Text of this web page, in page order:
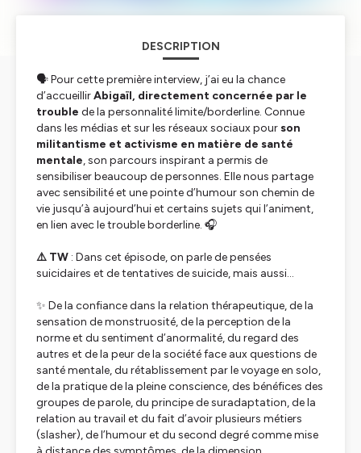
DESCRIPTION
🗣️ Pour cette première interview, j’ai eu la chance
d’accueillirAbigaïl, directement concernée par le
trouble de la personnalité limite/borderline. Connue
dans les médias et sur les réseaux sociaux pourson
militantisme et activisme en matière de santé
mentale, son parcours inspirant a permis de
sensibiliser beaucoup de personnes. Elle nous partage
avec sensibilité et une pointe d’humour son chemin de
vie jusqu’à aujourd’hui et certains sujets qui l’animent,
en lien avec le trouble borderline. 🎧
⚠️ TW : Dans cet épisode, on parle de pensées
suicidaires et de tentatives de suicide, mais aussi…
✨ De la confiance dans la relation thérapeutique, de la
sensation de monstruosité, de la perception de la
norme et du sentiment d’anormalité, du regard des
autres et de la peur de la société face aux questions de
santé mentale, du rétablissement par le voyage en solo,
de la pratique de la pleine conscience, des bénéfices des
groupes de parole, du principe de suradaptation, de la
relation au travail et du fait d’avoir plusieurs métiers
(slasher), de l’humour et du second degré comme mise